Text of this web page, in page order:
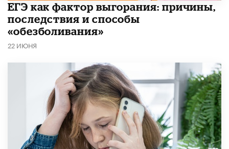
​ЕГЭ как фактор выгорания: причины,
последствия и способы
«обезболивания»
22 ИЮНЯ